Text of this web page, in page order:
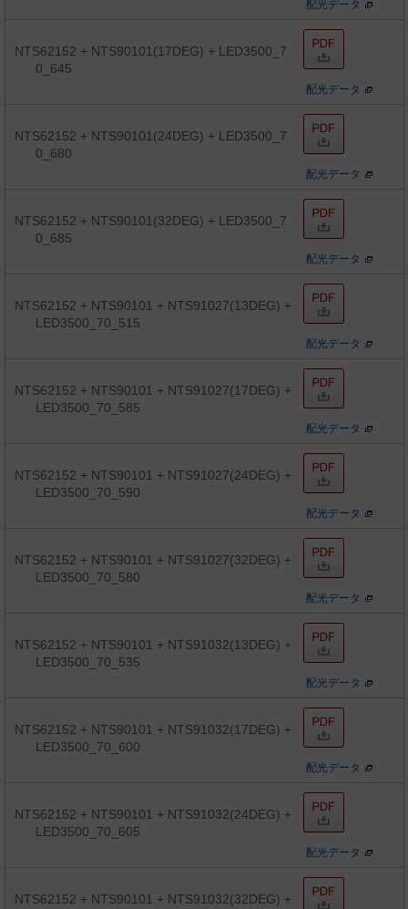
配光データ
NTS62152 + NTS90101(17DEG) + LED3500_7
0_645
配光データ
NTS62152 + NTS90101(24DEG) + LED3500_7
0_680
配光データ
NTS62152 + NTS90101(32DEG) + LED3500_7
0_685
配光データ
NTS62152 + NTS90101 + NTS91027(13DEG) +
LED3500_70_515
配光データ
NTS62152 + NTS90101 + NTS91027(17DEG) +
LED3500_70_585
配光データ
NTS62152 + NTS90101 + NTS91027(24DEG) +
LED3500_70_590
配光データ
NTS62152 + NTS90101 + NTS91027(32DEG) +
LED3500_70_580
配光データ
NTS62152 + NTS90101 + NTS91032(13DEG) +
LED3500_70_535
配光データ
NTS62152 + NTS90101 + NTS91032(17DEG) +
LED3500_70_600
配光データ
NTS62152 + NTS90101 + NTS91032(24DEG) +
LED3500_70_605
配光データ
NTS62152 + NTS90101 + NTS91032(32DEG) +